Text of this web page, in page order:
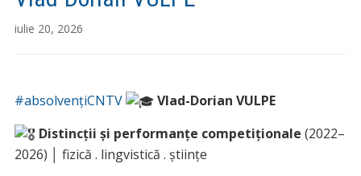
iulie 20, 2026
#absolvențiCNTV
Vlad-Dorian VULPE
Distincții și performanțe competiționale (2022–
2026) │ fizică . lingvistică . științe